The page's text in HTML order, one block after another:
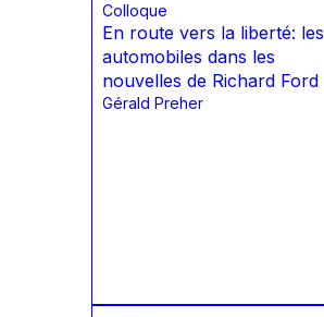
Colloque
En route vers la liberté: les
automobiles dans les
nouvelles de Richard Ford
Gérald Preher